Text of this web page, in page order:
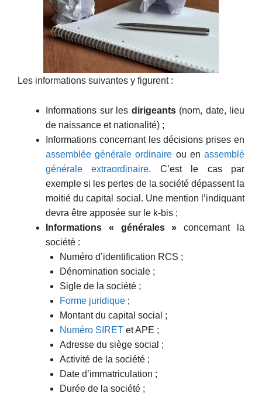
Les informations suivantes y figurent :
Informations sur les dirigeants (nom, date, lieu
de naissance et nationalité) ;
Informations concernant les décisions prises en
assemblée générale ordinaire ou enassemblé
générale extraordinaire. C’est le cas par
exemple si les pertes de la société dépassent la
moitié du capital social. Une mention l’indiquant
devra être apposée sur le k-bis ;
Informations « générales » concernant la
société :
Numéro d’identification RCS ;
Dénomination sociale ;
Sigle de la société ;
Forme juridique ;
Montant du capital social ;
Numéro SIRET et APE ;
Adresse du siège social ;
Activité de la société ;
Date d’immatriculation ;
Durée de la société ;